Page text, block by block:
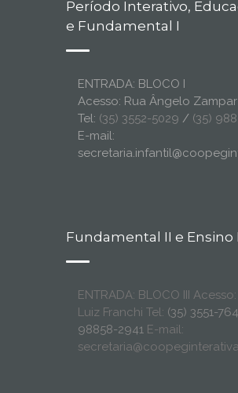
Período Interativo,
e Fundamental I
ENTRADA: BLOCO I
Acesso: Rua Ângelo Zampar
Tel: (35) 3552-5029 / (35)
E-mail:
Fundamental II e Ensino
ENTRADA: BLOCO III
Luiz Franchi Tel: (35) 3551-
98858-2941 E-mail: